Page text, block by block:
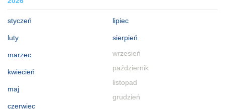
styczeń
luty
marzec
kwiecień
maj
czerwiec
lipiec
sierpień
wrzesień
październik
listopad
grudzień